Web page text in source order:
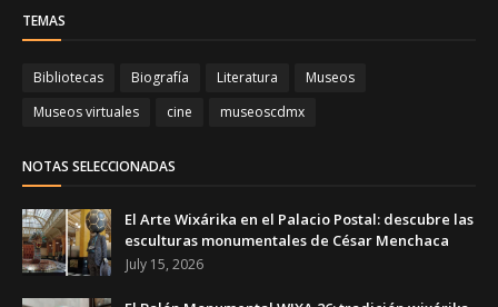
TEMAS
Bibliotecas Biografía Literatura
Museos
Museos virtuales
cine museoscdmx
NOTAS SELECCIONADAS
El Arte Wixárika en el Palacio Postal: descubre las
esculturas monumentales de César Menchaca
July 15, 2026